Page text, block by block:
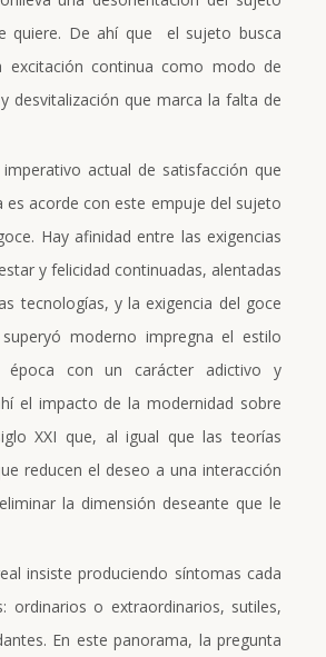
quiere. De ahí que el sujeto busca
excitación continua como modo de
desvitalización que marca la falta de
actual de satisfacción que
es acorde con este empuje del sujeto
Hay afinidad entre las exigencias
y felicidad continuadas, alentadas
tecnologías, y la exigencia del goce
moderno impregna el estilo
época con un carácter adictivo y
el impacto de la modernidad sobre
XXI que, al igual que las teorías
reducen el deseo a una interacción
la dimensión deseante que le
insiste produciendo síntomas cada
ordinarios o extraordinarios, sutiles,
En este panorama, la pregunta